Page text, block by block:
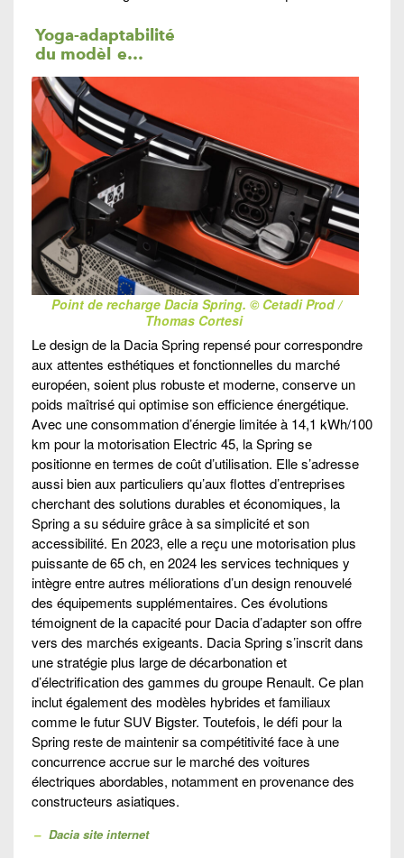
Yoga-adaptabilité
du modèl
e…
Point de recharge Dacia Spring. © Cetadi Prod /
Thomas Cortesi
Le design de la Dacia Spring repensé pour correspondre
aux attentes esthétiques et fonctionnelles du marché
européen, soient plus robuste et moderne, conserve un
poids maîtrisé qui optimise son efficience énergétique.
Avec une consommation d’énergie limitée à 14,1 kWh/100
km pour la motorisation Electric 45, la Spring se
positionne en termes de coût d’utilisation. Elle s’adresse
aussi bien aux particuliers qu’aux flottes d’entreprises
cherchant des solutions durables et économiques, la
Spring a su séduire grâce à sa simplicité et son
accessibilité. En 2023, elle a reçu une motorisation plus
puissante de 65 ch, en 2024 les services techniques y
intègre entre autres méliorations d’un design renouvelé
des équipements supplémentaires. Ces évolutions
témoignent de la capacité pour Dacia d’adapter son offre
vers des marchés exigeants. Dacia Spring s’inscrit dans
une stratégie plus large de décarbonation et
d’électrification des gammes du groupe Renault. Ce plan
inclut également des modèles hybrides et familiaux
comme le futur SUV Bigster. Toutefois, le défi pour la
Spring reste de maintenir sa compétitivité face à une
concurrence accrue sur le marché des voitures
électriques abordables, notamment en provenance des
constructeurs asiatiques.
– Dacia site internet